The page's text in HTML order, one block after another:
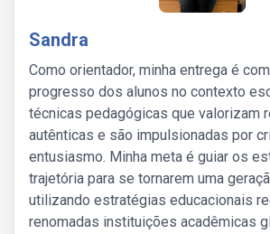
Sandra
Como orientador, minha entrega é
progresso dos alunos no contexto
técnicas pedagógicas que valorizam
autênticas e são impulsionadas por
entusiasmo. Minha meta é guiar os
trajetória para se tornarem uma
utilizando estratégias educacionais
renomadas instituições acadêmicas